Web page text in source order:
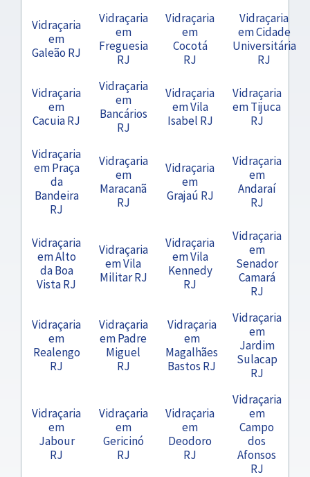
Vidraçaria
em
Galeão RJ
Vidraçaria
em
Freguesia
RJ
Vidraçaria
em
Cocotá
RJ
Vidraçaria
em Cidade
Universitária
RJ
Vidraçaria
em
Cacuia RJ
Vidraçaria
em
Bancários
RJ
Vidraçaria
em Vila
Isabel RJ
Vidraçaria
em Tijuca
RJ
Vidraçaria
em Praça
da
Bandeira
RJ
Vidraçaria
em
Maracanã
RJ
Vidraçaria
em
Grajaú RJ
Vidraçaria
em
Andaraí
RJ
Vidraçaria
em Alto
da Boa
Vista RJ
Vidraçaria
em Vila
Militar RJ
Vidraçaria
em Vila
Kennedy
RJ
Vidraçaria
em
Senador
Camará
RJ
Vidraçaria
em
Realengo
RJ
Vidraçaria
em Padre
Miguel
RJ
Vidraçaria
em
Magalhães
Bastos RJ
Vidraçaria
em
Jardim
Sulacap
RJ
Vidraçaria
em
Jabour
RJ
Vidraçaria
em
Gericinó
RJ
Vidraçaria
em
Deodoro
RJ
Vidraçaria
em
Campo
dos
Afonsos
RJ